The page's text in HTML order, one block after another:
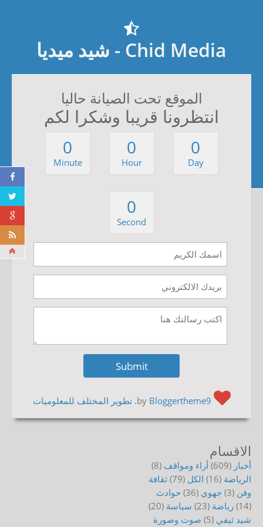
Chid Media - شيد ميديا
الموقع تحت الصيانة حاليا
انتظرونا قريبا وشكرا لكم
0
Day
0
Hour
0
Minute
0
Second
Bloggertheme9
.تطوير المختلف للمعلوميات
الاقسام
أخبار (609) أراء ومواقف (8)
الرياضة (16) الكل (79) ثقافة
وفن (3) جهوي (36) حوادث
(14) رياضة (23) سياسة (20)
شيد ثيفي (5) صوت وصورة